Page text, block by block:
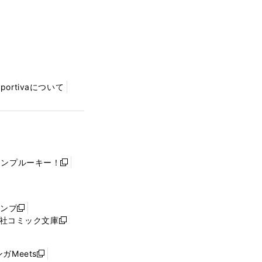
について
プルーキー！
新
ン
プ
新
し
ィ
コミック文庫
新
ガMeets
新